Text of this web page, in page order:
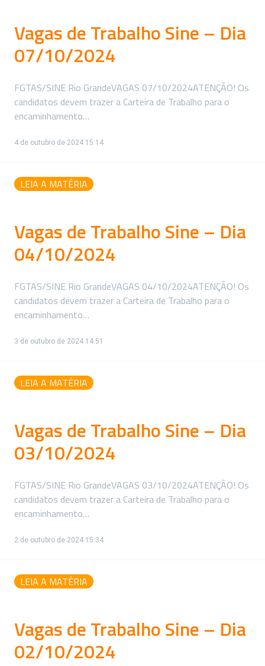
Vagas de Trabalho Sine – Dia
07/10/2024
FGTAS/SINE Rio GrandeVAGAS 07/10/2024ATENÇÃO! Os
candidatos devem trazer a Carteira de Trabalho para o
encaminhamento…
4 de outubro de 2024 15:14
LEIA A MATÉRIA
Vagas de Trabalho Sine – Dia
04/10/2024
FGTAS/SINE Rio GrandeVAGAS 04/10/2024ATENÇÃO! Os
candidatos devem trazer a Carteira de Trabalho para o
encaminhamento…
3 de outubro de 2024 14:51
LEIA A MATÉRIA
Vagas de Trabalho Sine – Dia
03/10/2024
FGTAS/SINE Rio GrandeVAGAS 03/10/2024ATENÇÃO! Os
candidatos devem trazer a Carteira de Trabalho para o
encaminhamento…
2 de outubro de 2024 15:34
LEIA A MATÉRIA
Vagas de Trabalho Sine – Dia
02/10/2024